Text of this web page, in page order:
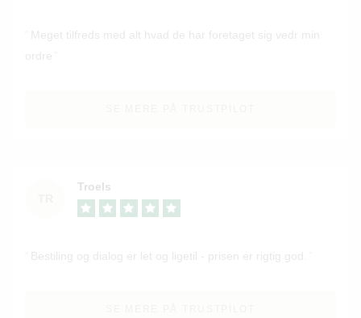
Meget tilfreds med alt hvad de har foretaget sig vedr min
ordre
Troels
Bestiling og dialog er let og ligetil - prisen er rigtig god.